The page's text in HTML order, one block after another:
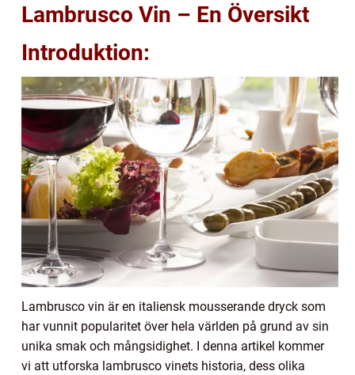
Lambrusco Vin – En Översikt
Introduktion:
Lambrusco vin är en italiensk mousserande dryck som
har vunnit popularitet över hela världen på grund av sin
unika smak och mångsidighet. I denna artikel kommer
vi att utforska lambrusco vinets historia, dess olika